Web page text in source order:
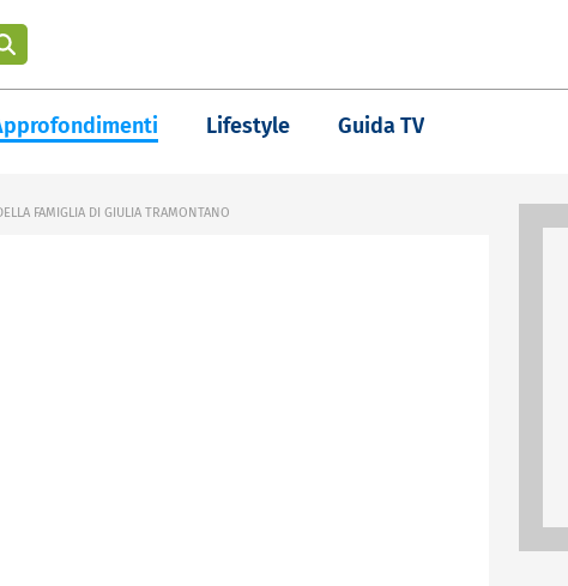
Lifestyle Guida TV
FAMIGLIA DI GIULIA TRAMONTANO